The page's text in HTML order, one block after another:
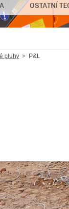
OSTATNÍ
pluhy P&L